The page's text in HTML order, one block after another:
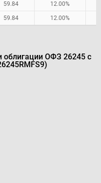
59.84 12.00%
59.84 12.00%
облигации ОФЗ 26245 с